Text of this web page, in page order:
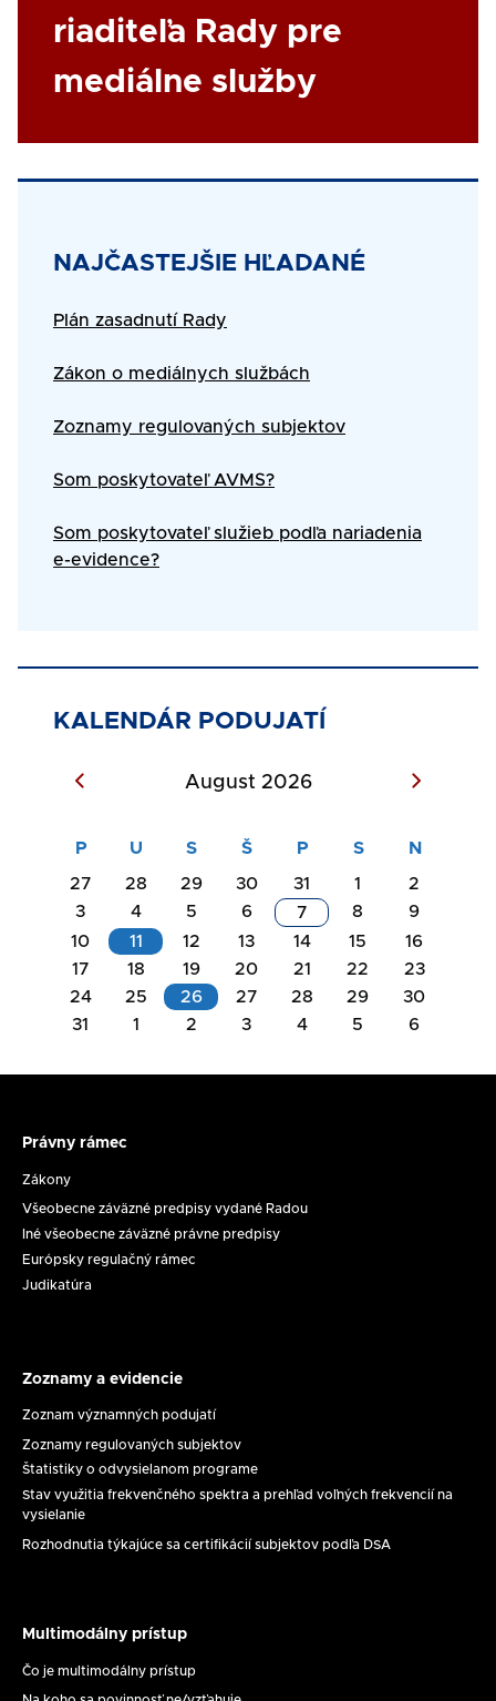
riaditeľa Rady pre
mediálne služby
Title
NAJČASTEJŠIE HĽADANÉ
Text
Plán zasadnutí Rady
Zákon o mediálnych službách
Zoznamy regulovaných subjektov
Som poskytovateľ AVMS?
Som poskytovateľ služieb podľa nariadenia
e-evidence?
KALENDÁR PODUJATÍ
August 2026
27 28 29 30 31 1
2
3
4 5 6 7 8
9
10
11 12 13 14 15
16
17
18 19 20 21 22
23
24
25 26 27 28 29
30
31
1 2 3 4 5 6
rámec
Právny rámec
Zákony
Všeobecne záväzné predpisy vydané Radou
Iné všeobecne záväzné právne predpisy
Európsky regulačný rámec
Judikatúra
a
evidencie
Zoznamy a evidencie
Zoznam významných podujatí
Zoznamy regulovaných subjektov
Štatistiky o odvysielanom programe
Stav využitia frekvenčného spektra a prehľad voľných frekvencií na
vysielanie
Rozhodnutia týkajúce sa certifikácií subjektov podľa DSA
prístup
Multimodálny prístup
Čo je multimodálny prístup
Akcie
na
11.08.2026
na
ochranu
maloletých
2026
na
Zasadnutie
RpMS
č.